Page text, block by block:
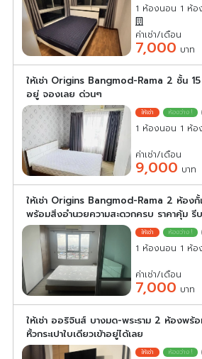
1 ห้องนอน 1 ห้อ
ค่าเช่า/เดือน
7,000 บาท
ให้เช่า Origins Bangmod-Rama 2 ชั้น
อยู่ จองเลย ด่วนๆ
1 ห้องนอน 1 ห้อ
ค่าเช่า/เดือน
9,000 บาท
ให้เช่า Origins Bangmod-Rama 2 ห้องกั้
พร้อมสิ่งอำนวยความสะดวกครบ ราคาคุ้ม รี
1 ห้องนอน 1 ห้อ
ค่าเช่า/เดือน
7,000 บาท
ให้เช่า ออริจินส์ บางมด-พระราม 2 ห้องพร้
หิ้วกระเปาใบเดียวเข้าอยู่ได้เลย